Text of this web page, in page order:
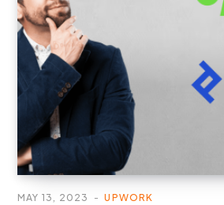
UPWORK
MAY 13, 2023